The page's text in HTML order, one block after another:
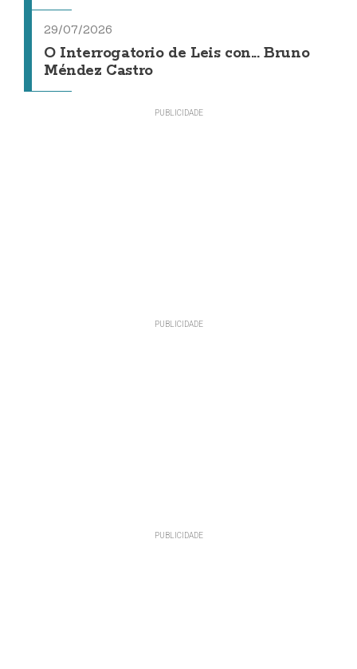
29/07/2026
O Interrogatorio de Leis con... Bruno
Méndez Castro